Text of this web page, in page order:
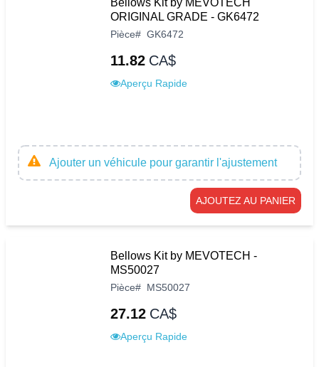
Bellows Kit by MEVOTECH
ORIGINAL GRADE - GK6472
Pièce# GK6472
11.82 CA$
Aperçu Rapide
Ajouter un véhicule pour garantir l'ajustement
AJOUTEZ AU PANIER
Bellows Kit by MEVOTECH -
MS50027
Pièce# MS50027
27.12 CA$
Aperçu Rapide